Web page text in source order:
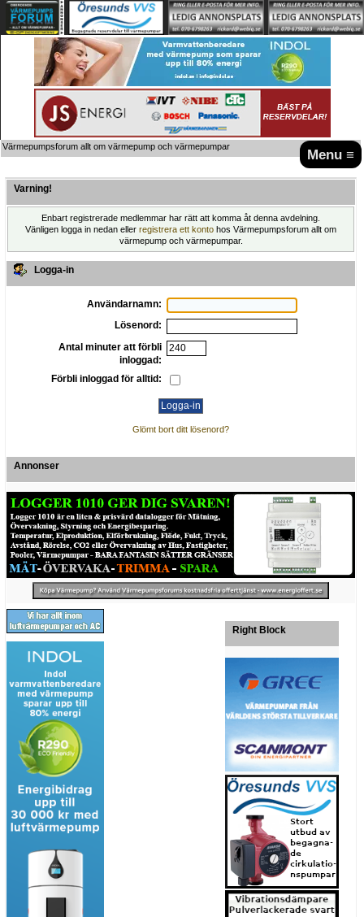
Menu ≡
Värmepumpsforum allt om värmepump och värmepumpar
Varning!
Enbart registrerade medlemmar har rätt att komma åt denna avdelning.
Vänligen logga in nedan eller registrera ett konto hos Värmepumpsforum allt om
värmepump och värmepumpar.
Logga-in
Användarnamn:
Lösenord:
Antal minuter att förbli
inloggad:
Förbli inloggad för alltid:
Glömt bort ditt lösenord?
Annonser
Right Block